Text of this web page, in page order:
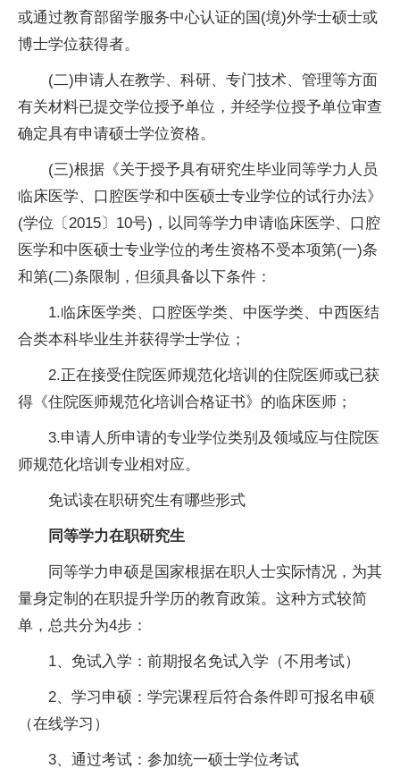
或通过教育部留学服务中心认证的国(境)外学士硕士或
博士学位获得者。
(二)申请人在教学、科研、专门技术、管理等方面
有关材料已提交学位授予单位，并经学位授予单位审查
确定具有申请硕士学位资格。
(三)根据《关于授予具有研究生毕业同等学力人员
临床医学、口腔医学和中医硕士专业学位的试行办法》
(学位〔2015〕10号)，以同等学力申请临床医学、口腔
医学和中医硕士专业学位的考生资格不受本项第(一)条
和第(二)条限制，但须具备以下条件：
1.临床医学类、口腔医学类、中医学类、中西医结
合类本科毕业生并获得学士学位；
2.正在接受住院医师规范化培训的住院医师或已获
得《住院医师规范化培训合格证书》的临床医师；
3.申请人所申请的专业学位类别及领域应与住院医
师规范化培训专业相对应。
免试读在职研究生有哪些形式
同等学力在职研究生
同等学力申硕是国家根据在职人士实际情况，为其
量身定制的在职提升学历的教育政策。这种方式较简
单，总共分为4步：
1、免试入学：前期报名免试入学（不用考试）
2、学习申硕：学完课程后符合条件即可报名申硕
（在线学习）
3、通过考试：参加统一硕士学位考试